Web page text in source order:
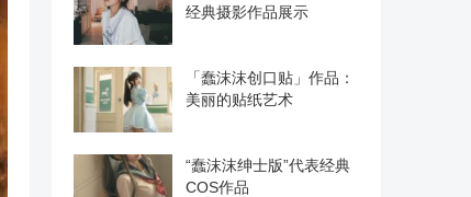
经典摄影作品展示
「蠢沫沫创口贴」作品：
美丽的贴纸艺术
“蠢沫沫绅士版”代表经典
COS作品